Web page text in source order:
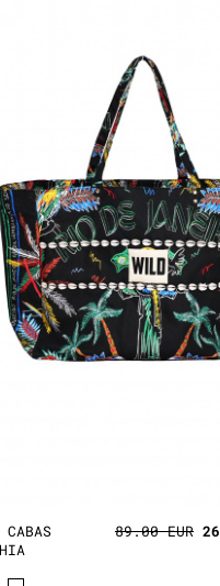
CABAS
89.00 EUR